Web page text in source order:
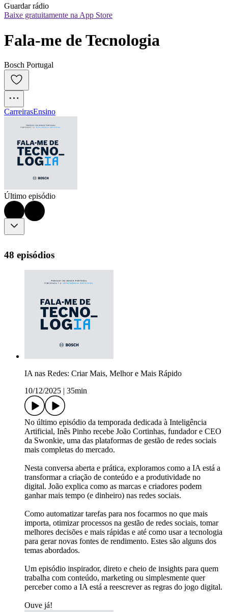
Guardar rádio
Baixe gratuitamente na App Store
Fala-me de Tecnologia
Bosch Portugal
CarreirasEnsino
Último episódio
48 episódios
IA nas Redes: Criar Mais, Melhor e Mais Rápido
10/12/2025
35min
No último episódio da temporada dedicada à Inteligência
Artificial, Inês Pinho recebe João Cortinhas, fundador e CEO
da Swonkie, uma das plataformas de gestão de redes sociais
mais completas do mercado.
Nesta conversa aberta e prática, exploramos como a IA está a
transformar a criação de conteúdo e a produtividade no
digital. João explica como as marcas e criadores podem
ganhar mais tempo (e dinheiro) nas redes sociais.
Como automatizar tarefas para nos focarmos no que mais
importa, otimizar processos na gestão de redes sociais, tomar
melhores decisões e mais rápidas e até como usar a tecnologia
para gerar novas fontes de rendimento. Estes são alguns dos
temas abordados.
Um episódio inspirador, direto e cheio de insights para quem
trabalha com conteúdo, marketing ou simplesmente quer
perceber como a IA está a reescrever as regras do jogo digital.
Ouve já!